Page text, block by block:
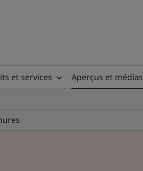
et services Aperçus et médias